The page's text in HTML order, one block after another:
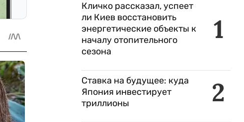
1
Кличко рассказал, успеет
ли Киев восстановить
энергетические объекты к
началу отопительного
сезона
2
Ставка на будущее: куда
Япония инвестирует
триллионы